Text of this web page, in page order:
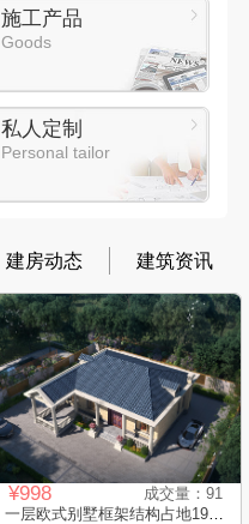
施工产品
Goods
私人定制
Personal tailor
建房动态 建筑资讯
¥998
成交量：91
一层欧式别墅框架结构占地199...